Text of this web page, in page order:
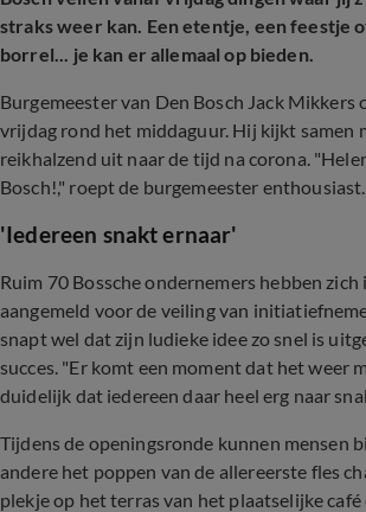
straks weer kan. Een etentje, een feestje
borrel... je kan er allemaal op bieden.
Burgemeester van Den Bosch Jack Mikkers
vrijdag rond het middaguur. Hij kijkt samen
reikhalzend uit naar de tijd na corona.
Bosch!," roept de burgemeester enthousiast.
'Iedereen snakt ernaar'
Ruim 70 Bossche ondernemers hebben zich
aangemeld voor de veiling van
snapt wel dat zijn ludieke idee zo snel is
succes. "Er komt een moment dat het weer
duidelijk dat iedereen daar heel erg naar
Tijdens de openingsronde kunnen mensen
andere het poppen van de allereerste fles
plekje op het terras van het plaatselijke